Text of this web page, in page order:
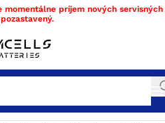
príjem nových servisných